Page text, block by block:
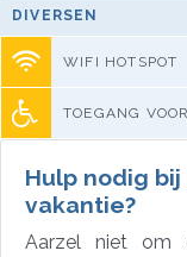
DIVERSEN
WIFI HOTSPOT
TOEGANG
Hulp nodig
vakantie?
Aarzel niet om